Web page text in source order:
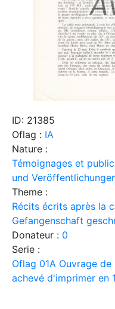
ID: 21385
Oflag : IA
Nature :
Témoignages et
und
Theme :
Récits écrits après la
Gefangenschaft
Donateur : 0
Serie :
Oflag 01A Ouvrage
achevé d'imprimer en